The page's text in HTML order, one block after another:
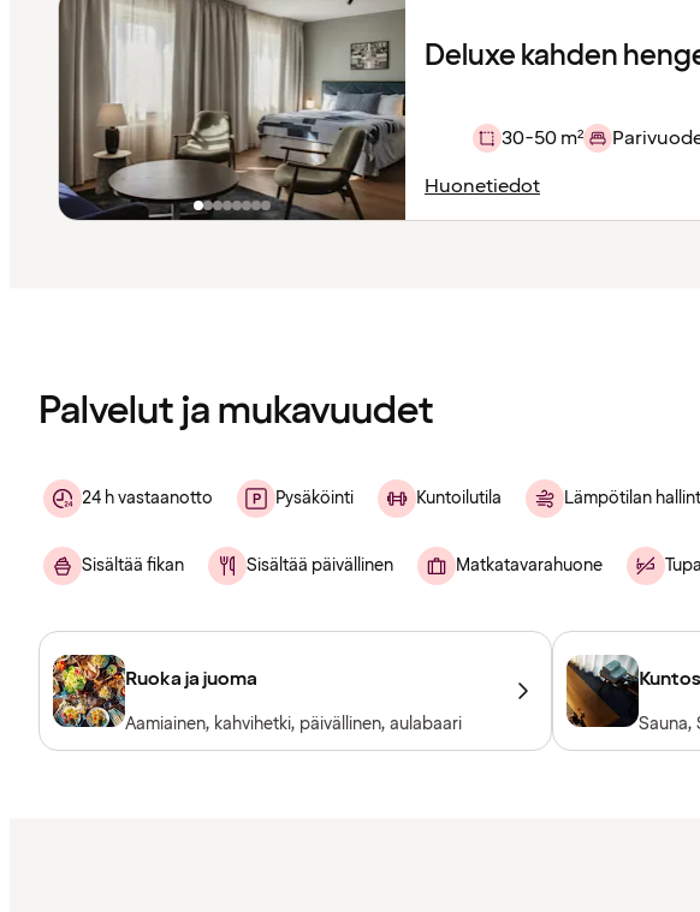
Deluxe kahden
30-50 m²
Huonetiedot
Palvelut ja mukavuudet
24 h vastaanotto Pysäköinti Kuntoilutila Lämpötilan
Sisältää fikan Sisältää päivällinen Matkatavarahuone
Ruoka ja juoma
Aamiainen, kahvihetki, päivällinen, aulabaari
Sauna,